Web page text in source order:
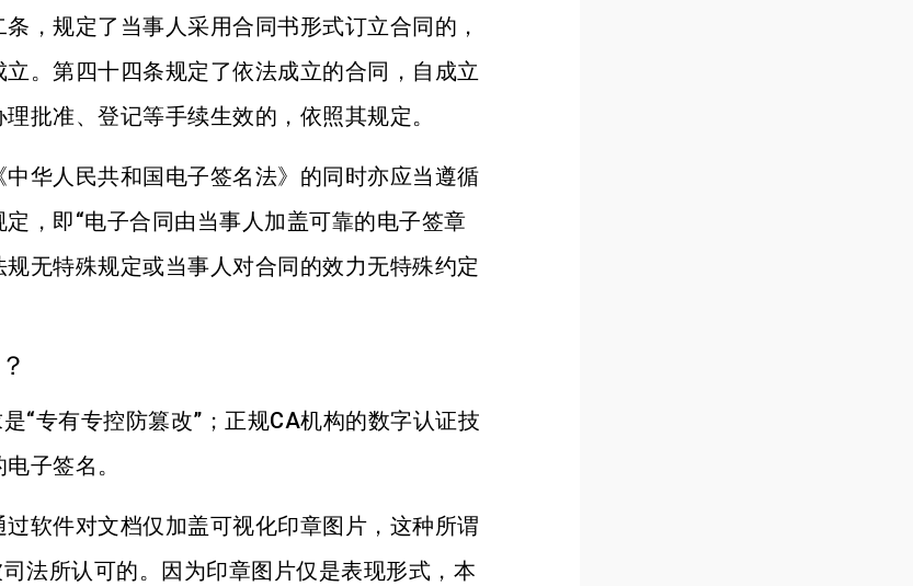
，规定了当事人采用合同书形式订立合同的，
。第四十四条规定了依法成立的合同，自成立
批准、登记等手续生效的，依照其规定。
华人民共和国电子签名法》的同时亦应当遵循
，即“电子合同由当事人加盖可靠的电子签章
无特殊规定或当事人对合同的效力无特殊约定
“专有专控防篡改”；正规CA机构的数字认证技
子签名。
软件对文档仅加盖可视化印章图片，这种所谓
法所认可的。因为印章图片仅是表现形式，本